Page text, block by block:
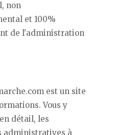
non
et 100%
de l'administration
est un site
Vous y
détail, les
administratives à